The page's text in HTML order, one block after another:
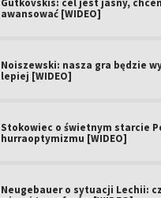
awansować [WIDEO]
Noiszewski: nasza gra będzie
lepiej [WIDEO]
Stokowiec o świetnym starcie
hurraoptymizmu [WIDEO]
Neugebauer o sytuacji Lechii: